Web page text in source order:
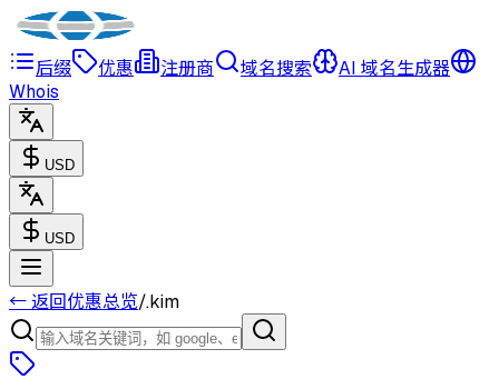
后缀 优惠 注册商 域名搜索
AI 域名生成器
Whois
USD
USD
← 返回优惠总览/.kim